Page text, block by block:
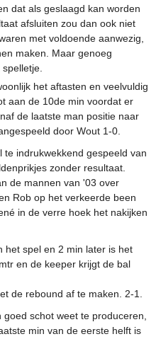
dat als geslaagd kan worden
afsluiten zou dan ook niet
met voldoende aanwezig,
maken. Maar genoeg
het aftasten en veelvuldig
aan de 10de min voordat er
de laatste man positie naar
door Wout 1-0.
indrukwekkend gespeeld van
zonder resultaat.
de mannen van '03 over
Rob op het verkeerde been
in de verre hoek het nakijken
het spel en 2 min later is het
en de keeper krijgt de bal
de rebound af te maken. 2-1.
schot weet te produceren,
min van de eerste helft is